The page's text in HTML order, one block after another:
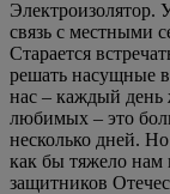
Электроизолятор.
связь с местными
Старается
решать насущные
нас – каждый день
любимых – это
несколько дней.
как бы тяжело нам
защитников